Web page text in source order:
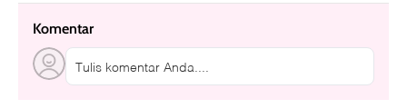
Komentar
Tulis komentar Anda....